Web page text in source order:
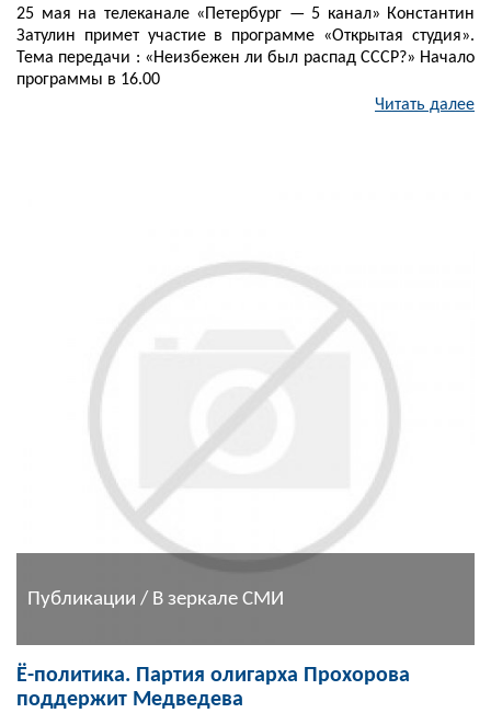
25 мая на телеканале «Петербург — 5 канал» Константин
Затулин примет участие в программе «Открытая студия».
Тема передачи : «Неизбежен ли был распад СССР?» Начало
программы в 16.00
Читать далее
Публикации / В зеркале СМИ
Ё-политика. Партия олигарха Прохорова
поддержит Медведева